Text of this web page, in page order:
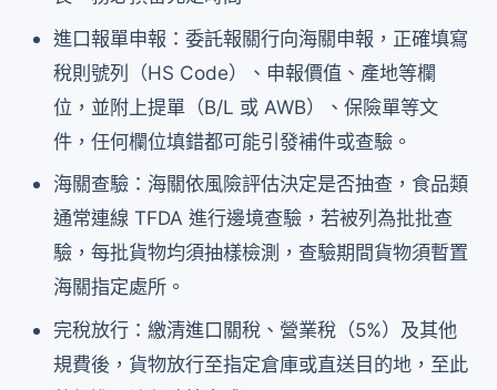
進口報單申報：委託報關行向海關申報，正確填寫
稅則號列（HS Code）、申報價值、產地等欄
位，並附上提單（B/L 或 AWB）、保險單等文
件，任何欄位填錯都可能引發補件或查驗。
海關查驗：海關依風險評估決定是否抽查，食品類
通常連線 TFDA 進行邊境查驗，若被列為批批查
驗，每批貨物均須抽樣檢測，查驗期間貨物須暫置
海關指定處所。
完稅放行：繳清進口關稅、營業稅（5%）及其他
規費後，貨物放行至指定倉庫或直送目的地，至此